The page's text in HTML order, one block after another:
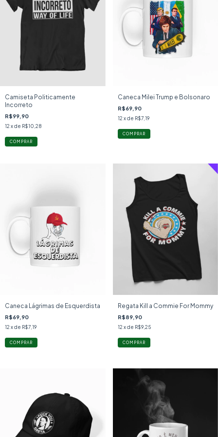
Camiseta Politicamente
Incorreto
R$99,90
12 x de R$10,28
COMPRAR
Caneca Milei Trump e Bolsonaro
R$69,90
12 x de R$7,19
Caneca Lágrimas de Esquerdista
R$69,90
12 x de R$7,19
Regata Kill a Commie For Mommy
R$89,90
12 x de R$9,25
COMPRAR